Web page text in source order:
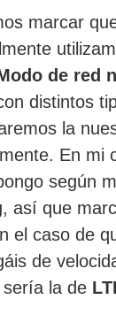
marcar
de red
distintos
la
En mi
según
así que
el caso de
de
la de